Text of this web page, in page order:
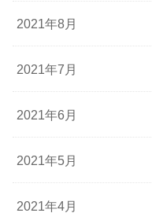
2021年8月
2021年7月
2021年6月
2021年5月
2021年4月